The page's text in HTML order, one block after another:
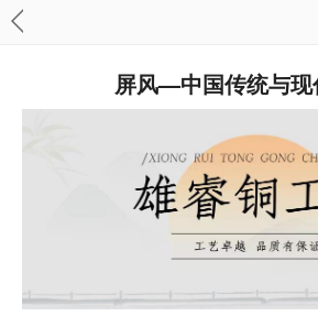
屏风—中国传统与现